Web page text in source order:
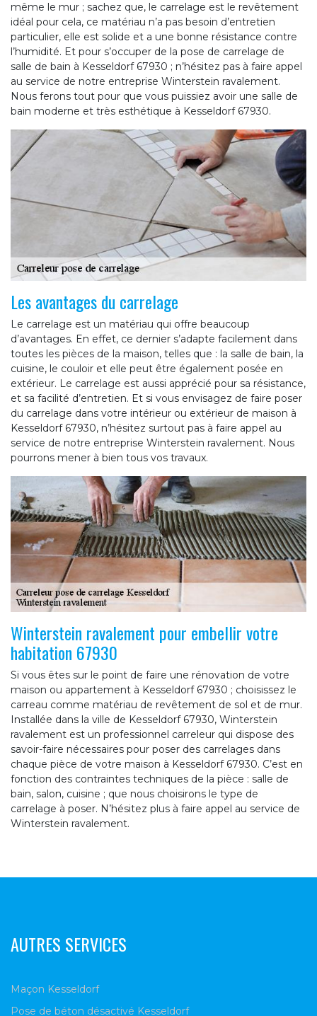
même le mur ; sachez que, le carrelage est le revêtement
idéal pour cela, ce matériau n’a pas besoin d’entretien
particulier, elle est solide et a une bonne résistance contre
l’humidité. Et pour s’occuper de la pose de carrelage de
salle de bain à Kesseldorf 67930 ; n’hésitez pas à faire appel
au service de notre entreprise Winterstein ravalement.
Nous ferons tout pour que vous puissiez avoir une salle de
bain moderne et très esthétique à Kesseldorf 67930.
Les avantages du carrelage
Le carrelage est un matériau qui offre beaucoup
d’avantages. En effet, ce dernier s’adapte facilement dans
toutes les pièces de la maison, telles que : la salle de bain, la
cuisine, le couloir et elle peut être également posée en
extérieur. Le carrelage est aussi apprécié pour sa résistance,
et sa facilité d’entretien. Et si vous envisagez de faire poser
du carrelage dans votre intérieur ou extérieur de maison à
Kesseldorf 67930, n’hésitez surtout pas à faire appel au
service de notre entreprise Winterstein ravalement. Nous
pourrons mener à bien tous vos travaux.
Winterstein ravalement pour embellir votre
habitation 67930
Si vous êtes sur le point de faire une rénovation de votre
maison ou appartement à Kesseldorf 67930 ; choisissez le
carreau comme matériau de revêtement de sol et de mur.
Installée dans la ville de Kesseldorf 67930, Winterstein
ravalement est un professionnel carreleur qui dispose des
savoir-faire nécessaires pour poser des carrelages dans
chaque pièce de votre maison à Kesseldorf 67930. C’est en
fonction des contraintes techniques de la pièce : salle de
bain, salon, cuisine ; que nous choisirons le type de
carrelage à poser. N’hésitez plus à faire appel au service de
Winterstein ravalement.
AUTRES SERVICES
Maçon Kesseldorf
Pose de béton désactivé Kesseldorf